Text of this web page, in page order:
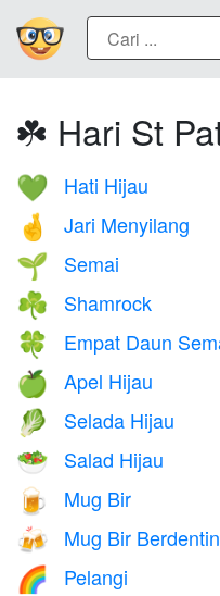
☘️ Hari St
💚 Hati Hijau
🤞 Jari Menyilang
🌱 Semai
☘️ Shamrock
🍀 Empat Daun
🍏 Apel Hijau
🥬 Selada Hijau
🥗 Salad Hijau
🍺 Mug Bir
🍻 Mug Bir
🌈 Pelangi